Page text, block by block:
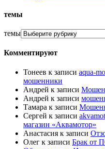
темы
темы
Комментируют
Тонеев к записи aqua-
мошенники
Андрей к записи
Андрей к записи
Тамара к записи
Сергей к записи
магазин «Аквамотор»
Анастасия к записи
Олег к записи Брак от